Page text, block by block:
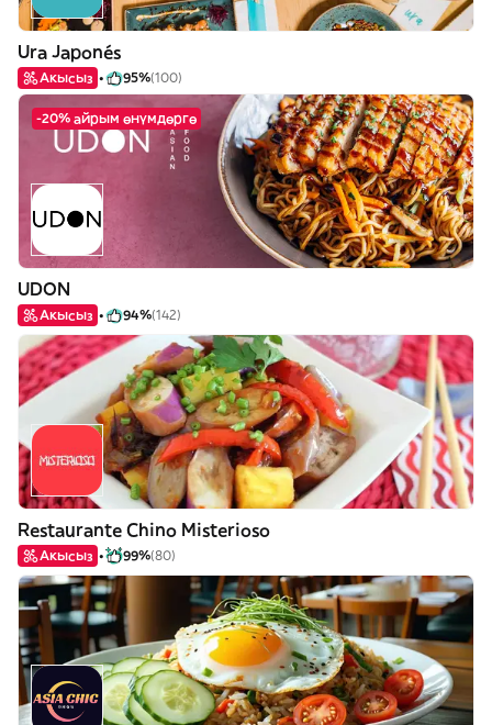
Ura Japonés
Акысыз 95%(100)
-20% айрым өнүмдөргө
UDON
Акысыз 94%(142)
Restaurante Chino Misterioso
Акысыз 99%(80)